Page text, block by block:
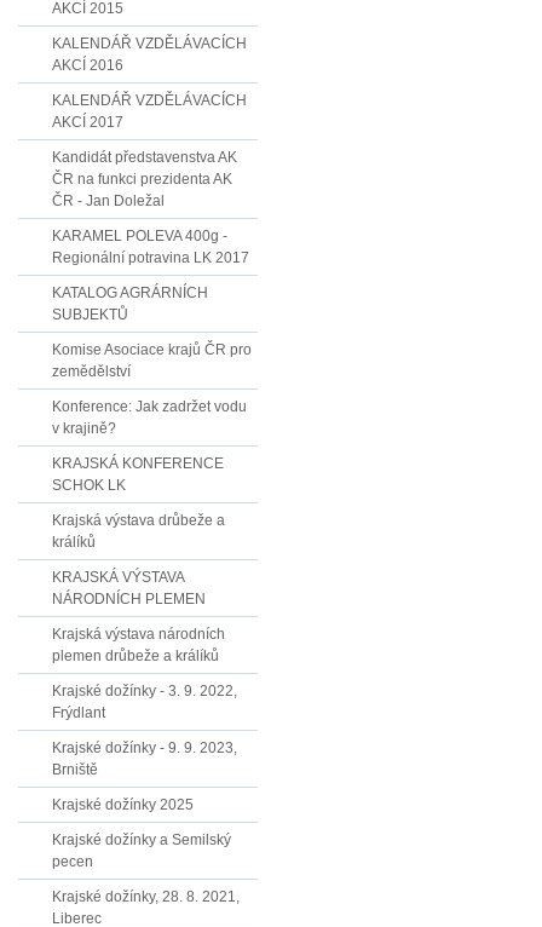
AKCÍ 2015
KALENDÁŘ VZDĚLÁVACÍCH
AKCÍ 2016
KALENDÁŘ VZDĚLÁVACÍCH
AKCÍ 2017
Kandidát představenstva AK
ČR na funkci prezidenta AK
ČR - Jan Doležal
KARAMEL POLEVA 400g -
Regionální potravina LK 2017
KATALOG AGRÁRNÍCH
SUBJEKTŮ
Komise Asociace krajů ČR pro
zemědělství
Konference: Jak zadržet vodu
v krajině?
KRAJSKÁ KONFERENCE
SCHOK LK
Krajská výstava drůbeže a
králíků
KRAJSKÁ VÝSTAVA
NÁRODNÍCH PLEMEN
Krajská výstava národních
plemen drůbeže a králíků
Krajské dožínky - 3. 9. 2022,
Frýdlant
Krajské dožínky - 9. 9. 2023,
Brniště
Krajské dožínky 2025
Krajské dožínky a Semilský
pecen
Krajské dožínky, 28. 8. 2021,
Liberec